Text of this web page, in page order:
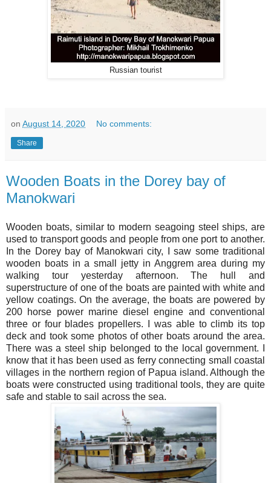
Russian tourist
on August 14, 2020 No comments:
Share
Wooden Boats in the Dorey bay of
Manokwari
Wooden boats, similar to modern seagoing steel ships, are
used to transport goods and people from one port to another.
In the Dorey bay of Manokwari city, I saw some traditional
wooden boats in a small jetty in Anggrem area during my
walking tour yesterday afternoon. The hull and
superstructure of one of the boats are painted with white and
yellow coatings. On the average, the boats are powered by
200 horse power marine diesel engine and conventional
three or four blades propellers. I was able to climb its top
deck and took some photos of other boats around the area.
There was a steel ship belonged to the local government. I
know that it has been used as ferry connecting small coastal
villages in the northern region of Papua island. Although the
boats were constructed using traditional tools, they are quite
safe and stable to sail across the sea.